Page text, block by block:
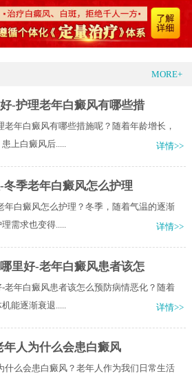
MORE+
-护理老年白癜风有哪些措
年白癜风有哪些措施呢？随着年龄增长，
上白癜风后.....
详情>>
季老年白癜风怎么护理
年白癜风怎么护理？冬季，随着气温的逐渐
需求也变得.....
详情>>
里好-老年白癜风患者该怎
老年白癜风患者该怎么预防病情恶化？随着
能逐渐衰退.....
详情>>
人为什么会患白癜风
什么会患白癜风？老年人作为我们日常生活